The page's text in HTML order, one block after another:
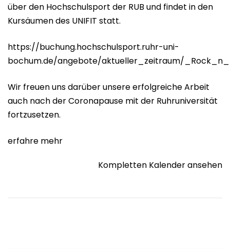
über den Hochschulsport der RUB und findet in den
Kursäumen des UNIFIT statt.
https://buchung.hochschulsport.ruhr-uni-
bochum.de/angebote/aktueller_zeitraum/
Wir freuen uns darüber unsere erfolgreiche Arbeit
auch nach der Coronapause mit der Ruhruniversität
fortzusetzen.
erfahre mehr
Kompletten Kalender ansehen